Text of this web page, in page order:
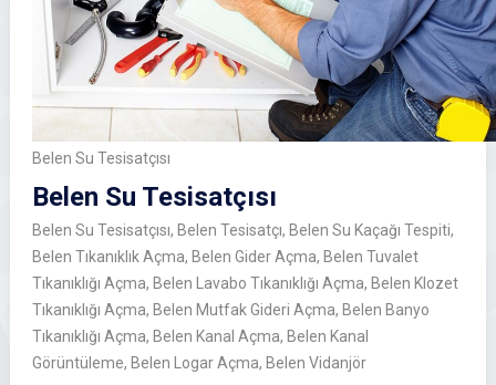
Belen Su Tesisatçısı
Belen Su Tesisatçısı
Belen Su Tesisatçısı, Belen Tesisatçı, Belen Su Kaçağı Tespiti,
Belen Tıkanıklık Açma, Belen Gider Açma, Belen Tuvalet
Tıkanıklığı Açma, Belen Lavabo Tıkanıklığı Açma, Belen Klozet
Tıkanıklığı Açma, Belen Mutfak Gideri Açma, Belen Banyo
Tıkanıklığı Açma, Belen Kanal Açma, Belen Kanal
Görüntüleme, Belen Logar Açma, Belen Vidanjör